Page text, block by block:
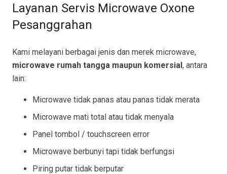
Layanan Servis Microwave Oxone
Pesanggrahan
Kami melayani berbagai jenis dan merek microwave,
microwave rumah tangga maupun komersial, antara
lain:
Microwave tidak panas atau panas tidak merata
Microwave mati total atau tidak menyala
Panel tombol / touchscreen error
Microwave berbunyi tapi tidak berfungsi
Piring putar tidak berputar